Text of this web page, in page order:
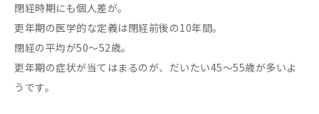
閉経時期にも個人差が。
更年期の医学的な定義は閉経前後の10年間。
閉経の平均が50～52歳。
更年期の症状が当てはまるのが、だいたい45～55歳が多いよ
うです。